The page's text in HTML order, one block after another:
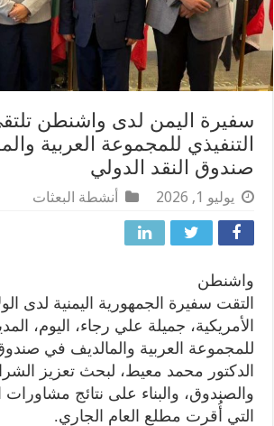
سفيرة اليمن لدى واشنطن
التنفيذي للمجموعة العربية
صندوق النقد الدولي
يوليو 1, 2026 أنشطة البعثات
واشنطن
التقت سفيرة الجمهورية اليمنية لدى
الأمريكية، جميلة علي رجاء، اليوم،
للمجموعة العربية والمالديف في
الدكتور محمد معيط، لبحث تعزيز
والصندوق، والبناء على نتائج مشاورات
التي أُقرت مطلع العام الجاري.